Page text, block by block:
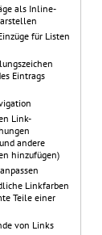
als Inline-
für Listen
Eintrags
Link-
andere
hinzufügen)
Linkfarben
Teile einer
von Links